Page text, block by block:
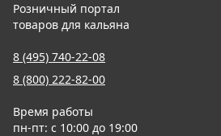
Розничный портал
товаров для кальяна
8 (495) 740-22-08
8 (800) 222-82-00
Время работы
пн-пт: с 10:00 до 19:00